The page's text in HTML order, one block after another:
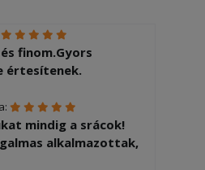
finom.Gyors
értesítenek.
mindig a srácok!
alkalmazottak,